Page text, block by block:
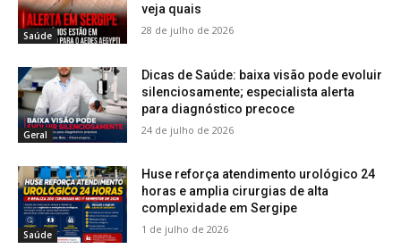
Saúde
veja quais
28 de julho de 2026
Geral
Dicas de Saúde: baixa visão pode evoluir
silenciosamente; especialista alerta
para diagnóstico precoce
24 de julho de 2026
Saúde
Huse reforça atendimento urológico 24
horas e amplia cirurgias de alta
complexidade em Sergipe
1 de julho de 2026